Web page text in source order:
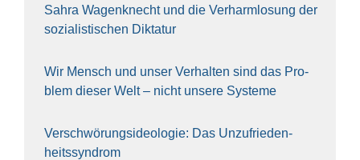
Sahra Wagen­knecht und die Ver­harm­lo­sung der
sozia­lis­ti­schen Dik­ta­tur
Wir Mensch und unser Ver­hal­ten sind das Pro­
blem die­ser Welt – nicht unse­re Sys‍te‍me
Ver­schwö­rungs­ideo­lo­gie: Das Unzufrieden­
heitssyndrom